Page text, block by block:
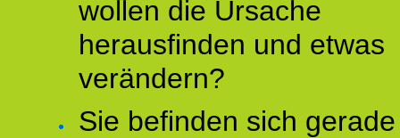
wollen die Ursache
herausfinden und etwas
verändern?
Sie befinden sich